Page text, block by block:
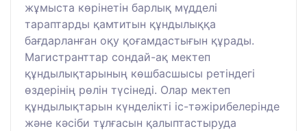
жұмыста көрінетін барлық мүдделі
тараптарды қамтитын құндылыққа
бағдарланған оқу қоғамдастығын құрады.
Магистранттар сондай-ақ мектеп
құндылықтарының көшбасшысы ретіндегі
өздерінің рөлін түсінеді. Олар мектеп
құндылықтарын күнделікті іс-тәжірибелерінде
және кәсіби тұлғасын қалыптастыруда